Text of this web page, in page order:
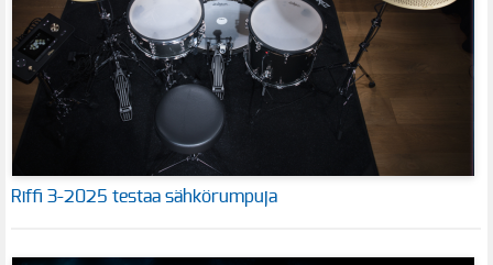
Riffi 3-2025 testaa sähkörumpuja